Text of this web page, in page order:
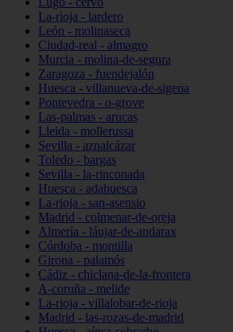
La-rioja - lardero
León - molinaseca
Ciudad-real - almagro
Murcia - molina-de-segura
Zaragoza - fuendejalón
Huesca - villanueva-de-sigena
Pontevedra - o-grove
Las-palmas - arucas
Lleida - mollerussa
Sevilla - aznalcázar
Toledo - bargas
Sevilla - la-rinconada
Huesca - adahuesca
La-rioja - san-asensio
Madrid - colmenar-de-oreja
Almería - láujar-de-andarax
Córdoba - montilla
Girona - palamós
Cádiz - chiclana-de-la-frontera
A-coruña - melide
La-rioja - villalobar-de-rioja
Madrid - las-rozas-de-madrid